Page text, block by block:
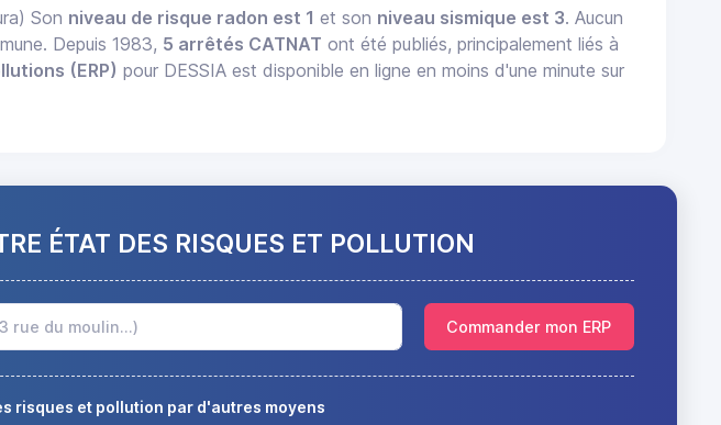
Son niveau de risque radon est 1 et son niveau sismique est 3. Aucun
Depuis 1983, 5 arrêtés CATNAT ont été publiés, principalement liés à
(ERP) pour DESSIA est disponible en ligne en moins d'une minute sur
ÉTAT DES RISQUES ET POLLUTION
Commander mon ERP
risques et pollution par d'autres moyens